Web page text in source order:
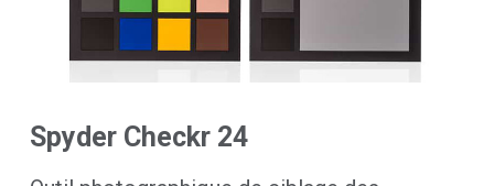
Spyder Checkr 24